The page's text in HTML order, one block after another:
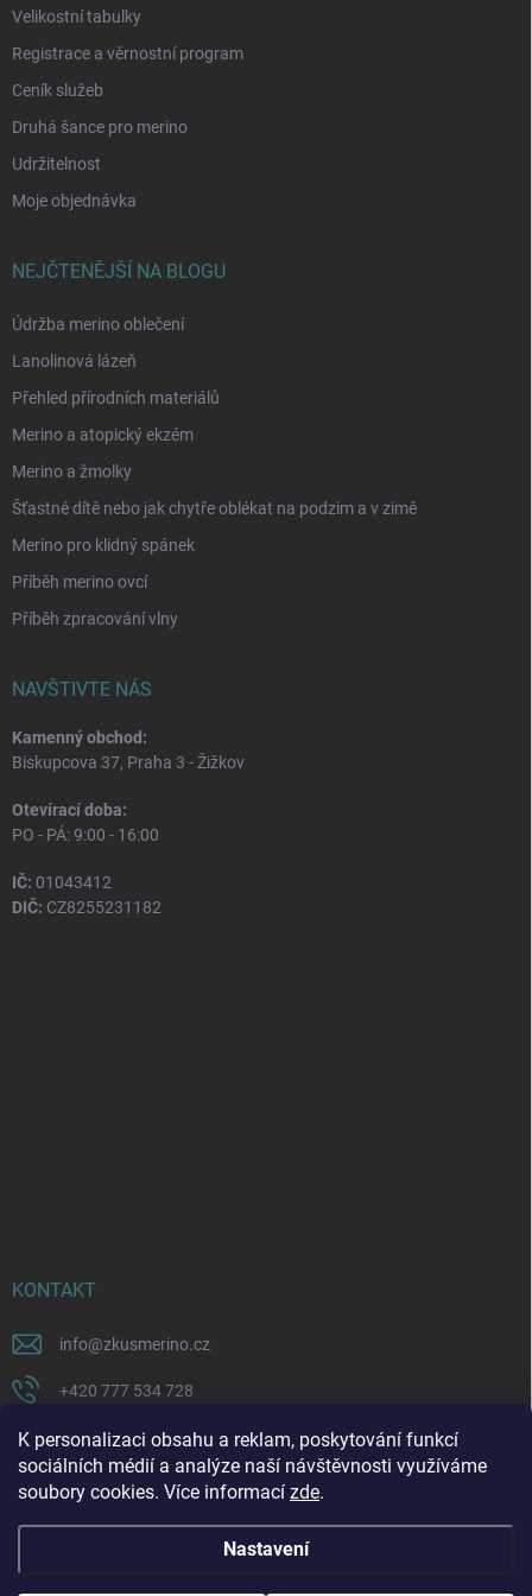
K personalizaci obsahu a reklam, poskytování funkcí
sociálních médií a analýze naší návštěvnosti využíváme
soubory cookies. Více informací zde.
Nastavení
Velikostní tabulky
Registrace a věrnostní program
Ceník služeb
Druhá šance pro merino
Udržitelnost
Moje objednávka
NEJČTENĚJŠÍ NA BLOGU
Údržba merino oblečení
Lanolinová lázeň
Přehled přírodních materiálů
Merino a atopický ekzém
Merino a žmolky
Šťastné dítě nebo jak chytře oblékat na podzim a v zimě
Merino pro klidný spánek
Příběh merino ovcí
Příběh zpracování vlny
NAVŠTIVTE NÁS
Kamenný obchod:
Biskupcova 37, Praha 3 - Žižkov
Otevírací doba:
PO - PÁ: 9:00 - 16:00
IČ: 01043412
DIČ: CZ8255231182
KONTAKT
info@zkusmerino.cz
+420 777 534 728
https://www.facebook.com/zkusmerino/
zkusmerino.cz